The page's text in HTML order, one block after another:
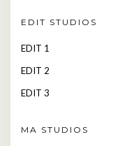
EDIT STUDIOS
EDIT 1
EDIT 2
EDIT 3
MA STUDIOS